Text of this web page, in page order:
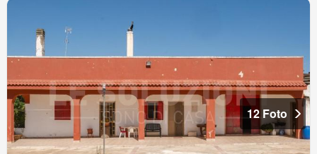
12 Foto